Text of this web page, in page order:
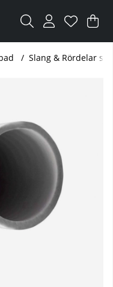
.
Slang & Rördelar